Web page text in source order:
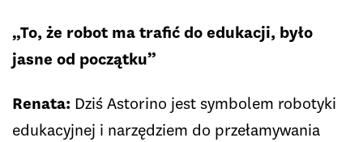
„To, że robot ma trafić do edukacji, było
jasne od początku”
Renata: Dziś Astorino jest symbolem robotyki
edukacyjnej i narzędziem do przełamywania